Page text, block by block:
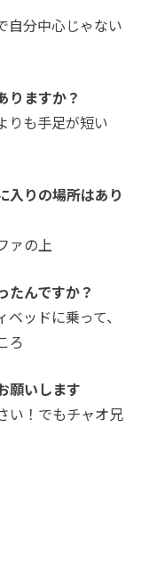
自分中心じゃない
りますか？
りも手足が短い
入りの場所はあり
ァの上
んですか？
ッドに乗って、
ろ
願いします
い！でもチャオ兄